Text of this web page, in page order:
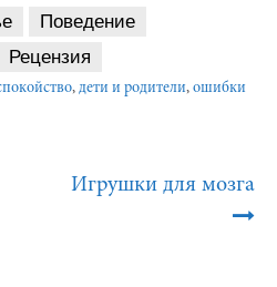
Поведение
Рецензия
, дети и родители, ошибки
Игрушки для мозга